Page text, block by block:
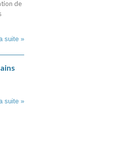
de
suite »
suite »